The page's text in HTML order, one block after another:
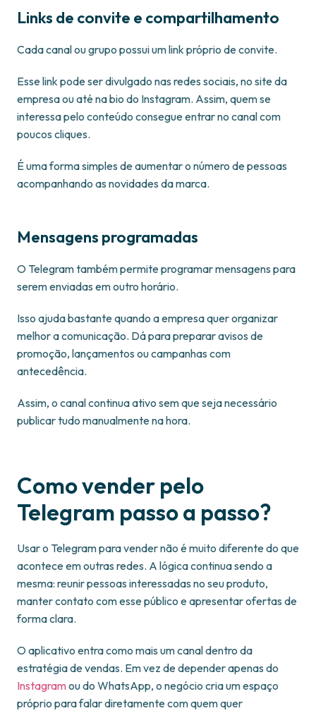
Links de convite e compartilhamento
Cada canal ou grupo possui um link próprio de convite.
Esse link pode ser divulgado nas redes sociais, no site da
empresa ou até na bio do Instagram. Assim, quem se
interessa pelo conteúdo consegue entrar no canal com
poucos cliques.
É uma forma simples de aumentar o número de pessoas
acompanhando as novidades da marca.
Mensagens programadas
O Telegram também permite programar mensagens para
serem enviadas em outro horário.
Isso ajuda bastante quando a empresa quer organizar
melhor a comunicação. Dá para preparar avisos de
promoção, lançamentos ou campanhas com
antecedência.
Assim, o canal continua ativo sem que seja necessário
publicar tudo manualmente na hora.
Como vender pelo
Telegram passo a passo?
Usar o Telegram para vender não é muito diferente do que
acontece em outras redes. A lógica continua sendo a
mesma: reunir pessoas interessadas no seu produto,
manter contato com esse público e apresentar ofertas de
forma clara.
O aplicativo entra como mais um canal dentro da
estratégia de vendas. Em vez de depender apenas do
Instagramou do WhatsApp, o negócio cria um espaço
próprio para falar diretamente com quem quer